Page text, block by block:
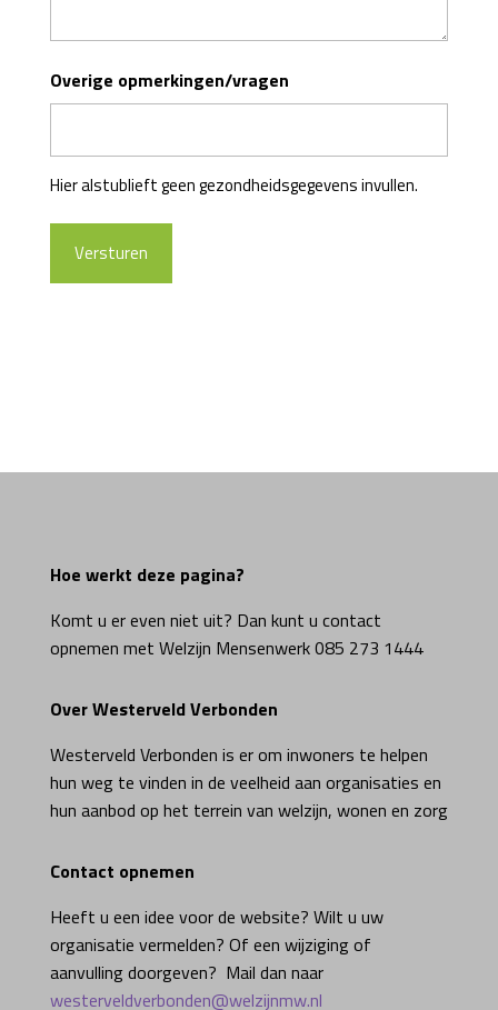
Overige opmerkingen/vragen
Hier alstublieft geen gezondheidsgegevens invullen.
Hoe werkt deze pagina?
Komt u er even niet uit? Dan kunt u contact
opnemen met Welzijn Mensenwerk 085 273 1444
Over Westerveld Verbonden
Westerveld Verbonden is er om inwoners te helpen
hun weg te vinden in de veelheid aan organisaties en
hun aanbod op het terrein van welzijn, wonen en zorg
Contact opnemen
Heeft u een idee voor de website? Wilt u uw
organisatie vermelden? Of een wijziging of
aanvulling doorgeven? Mail dan naar
westerveldverbonden@welzijnmw.nl